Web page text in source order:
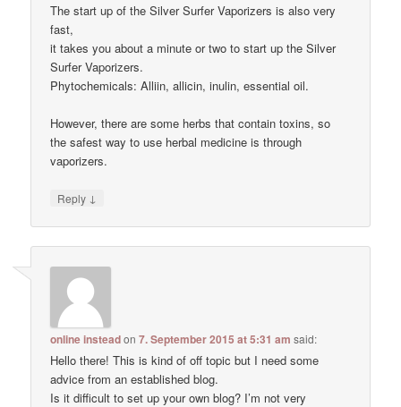
The start up of the Silver Surfer Vaporizers is also very
fast,
it takes you about a minute or two to start up the Silver
Surfer Vaporizers.
Phytochemicals: Alliin, allicin, inulin, essential oil.
However, there are some herbs that contain toxins, so
the safest way to use herbal medicine is through
vaporizers.
Reply ↓
online insteadon7. September 2015 at 5:31 am said:
Hello there! This is kind of off topic but I need some
advice from an established blog.
Is it difficult to set up your own blog? I’m not very